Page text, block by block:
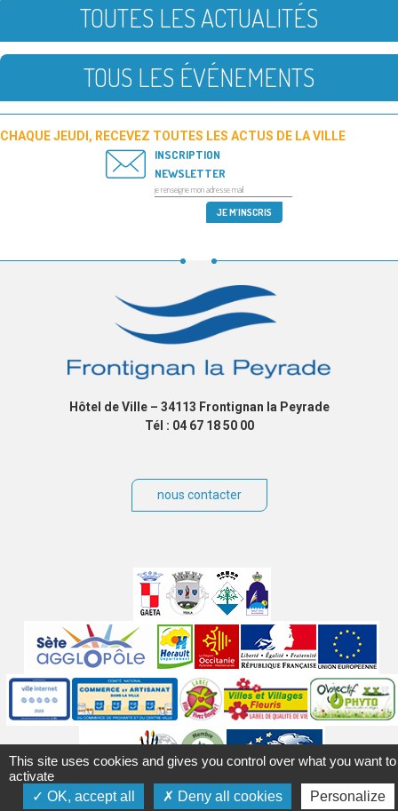
TOUTES LES ACTUALITÉS
TOUS LES ÉVÉNEMENTS
CHAQUE JEUDI, RECEVEZ TOUTES LES ACTUS DE LA VILLE
INSCRIPTION
NEWSLETTER
Hôtel de Ville – 34113 Frontignan la Peyrade
Tél : 04 67 18 50 00
nous contacter
partenaires
Labels
Mentions légales Accessibilité Plan du site Contact
This site uses cookies and gives you control over what you want to
activate
OK, accept all
Deny all cookies Personalize